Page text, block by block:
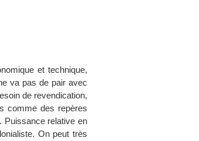
et technique,
va pas de pair avec
de revendication,
comme des repères
Puissance relative en
On peut très